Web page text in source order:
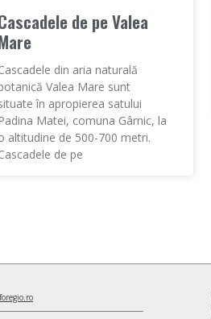
de pe Valea
din aria naturală
Valea Mare sunt
în apropierea satului
Matei, comuna Gârnic, la
altitudine de 500-700 metri.
de pe